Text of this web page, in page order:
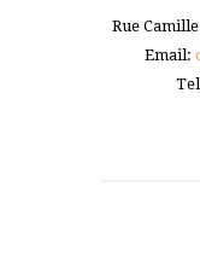
Rue Camille
Email: